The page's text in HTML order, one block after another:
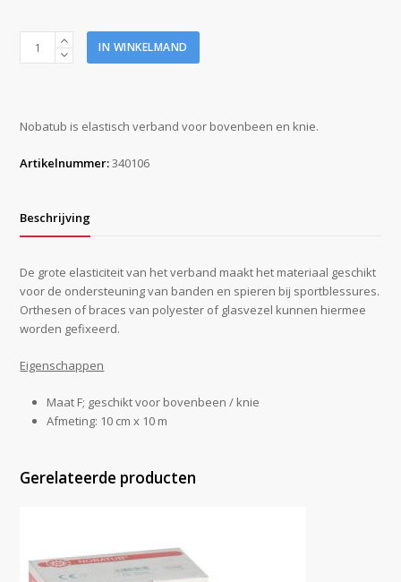
Nobatub
F
x
m
IN WINKELMAND
Nobatub is elastisch verband voor bovenbeen en knie.
Artikelnummer:340106
Beschrijving
De grote elasticiteit van het verband maakt het materiaal geschikt
voor de ondersteuning van banden en spieren bij sportblessures.
Orthesen of braces van polyester of glasvezel kunnen hiermee
worden gefixeerd.
Eigenschappen
Maat F; geschikt voor bovenbeen / knie
Afmeting: 10 cm x 10 m
Gerelateerde producten